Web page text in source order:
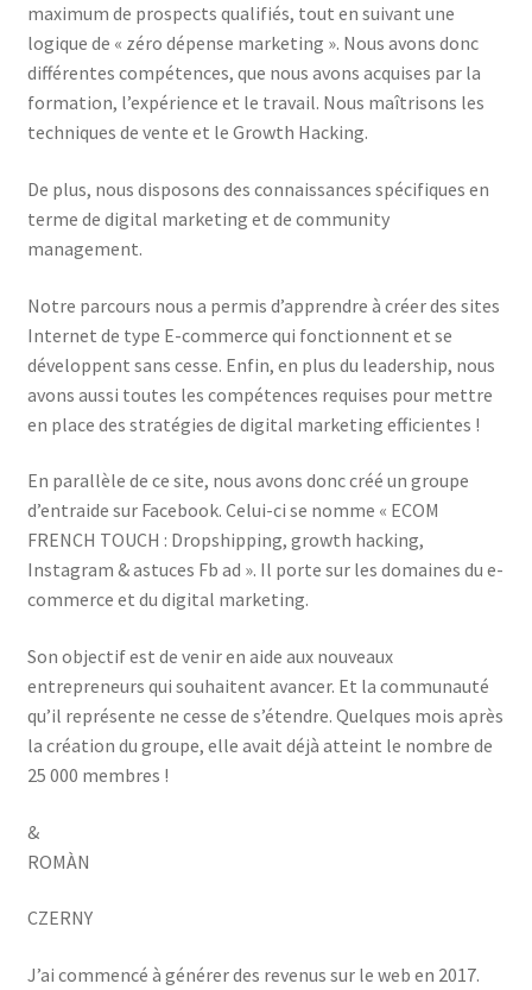
maximum de prospects qualifiés, tout en suivant une
logique de « zéro dépense marketing ». Nous avons donc
différentes compétences, que nous avons acquises par la
formation, l’expérience et le travail. Nous maîtrisons les
techniques de vente et le Growth Hacking.
De plus, nous disposons des connaissances spécifiques en
terme de digital marketing et de community
management.
Notre parcours nous a permis d’apprendre à créer des sites
Internet de type E-commerce qui fonctionnent et se
développent sans cesse. Enfin, en plus du leadership, nous
avons aussi toutes les compétences requises pour mettre
en place des stratégies de digital marketing efficientes !
En parallèle de ce site, nous avons donc créé un groupe
d’entraide sur Facebook. Celui-ci se nomme « ECOM
FRENCH TOUCH : Dropshipping, growth hacking,
Instagram & astuces Fb ad ». Il porte sur les domaines du e-
commerce et du digital marketing.
Son objectif est de venir en aide aux nouveaux
entrepreneurs qui souhaitent avancer. Et la communauté
qu’il représente ne cesse de s’étendre. Quelques mois après
la création du groupe, elle avait déjà atteint le nombre de
25 000 membres !
&
ROMÀN
CZERNY
J’ai commencé à générer des revenus sur le web en 2017.